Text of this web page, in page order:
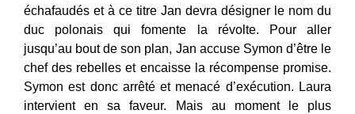
échafaudés et à ce titre Jan devra désigner le nom du
duc polonais qui fomente la révolte. Pour aller
jusqu’au bout de son plan, Jan accuse Symon d’être le
chef des rebelles et encaisse la récompense promise.
Symon est donc arrêté et menacé d’exécution. Laura
intervient en sa faveur. Mais au moment le plus